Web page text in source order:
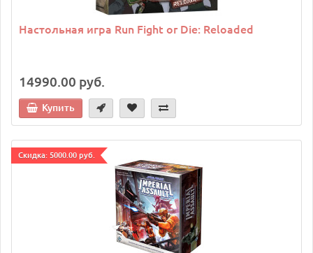
Настольная игра Run Fight or Die: Reloaded
14990.00 руб.
Купить
Cкидка: 5000.00 руб.